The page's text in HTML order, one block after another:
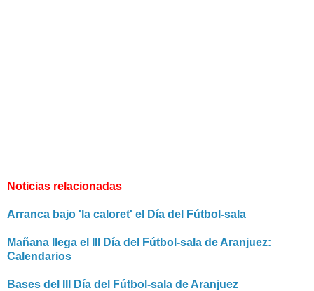
Noticias relacionadas
Arranca bajo 'la caloret' el Día del Fútbol-sala
Mañana llega el III Día del Fútbol-sala de Aranjuez:
Calendarios
Bases del III Día del Fútbol-sala de Aranjuez